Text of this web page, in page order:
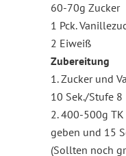
60-70g Zucker
1 Pck.
2 Eiweiß
Zubereitung
1. Zucker und
10 Sek./Stufe 8
2. 400-500g
geben und 15
(Sollten noch